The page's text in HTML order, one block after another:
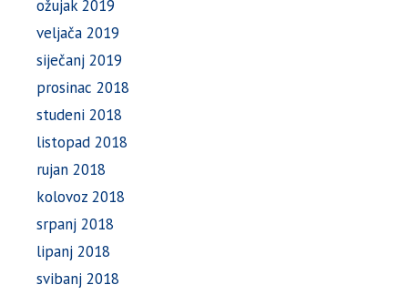
ožujak 2019
veljača 2019
siječanj 2019
prosinac 2018
studeni 2018
listopad 2018
rujan 2018
kolovoz 2018
srpanj 2018
lipanj 2018
svibanj 2018